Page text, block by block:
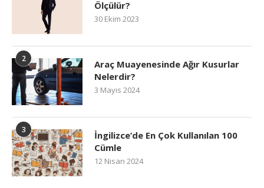
Ölçülür?
30 Ekim 2023
2
Araç Muayenesinde Ağır Kusurlar
Nelerdir?
3 Mayıs 2024
3
İngilizce’de En Çok Kullanılan 100
Cümle
12 Nisan 2024